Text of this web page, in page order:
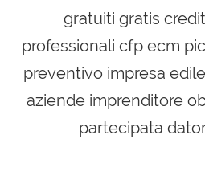
gratuiti gratis
professionali cfp ecm
preventivo impresa
aziende imprenditore
partecipata